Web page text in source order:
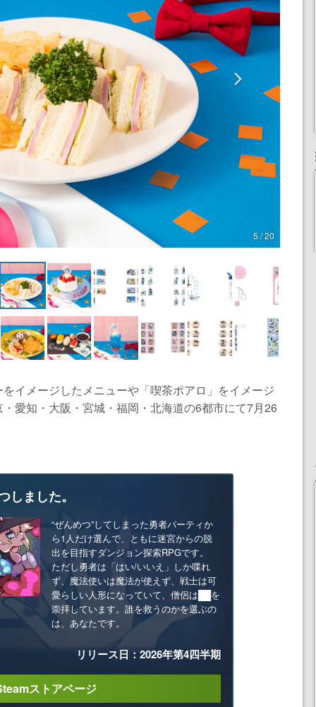
5 / 20
イメージしたメニューや「喫茶ポアロ」をイメージ
愛知・大阪・宮城・福岡・北海道の6都市にて7月26
しました。
“ぜんめつ”してしまった勇者パーティか
ら1人だけ選んで、ともに迷宮からの脱
出を目指すダンジョン探索RPGです。
ただし勇者は「はい/いいえ」しか喋れ
ず、魔法使いは魔法が使えず、戦士は可
愛らしい人形になっていて、僧侶は██を
崇拝しています。誰を救うのかを選ぶの
は、あなたです。
リリース日：2026年第4四半期
ストアページ